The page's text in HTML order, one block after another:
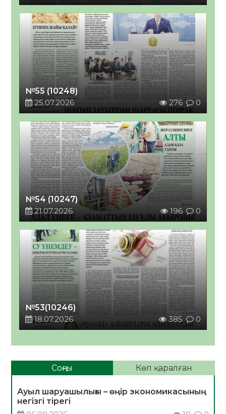
№55 (10248)
25.07.2026
276 0
№54 (10247)
21.07.2026
196 0
№53(10246)
18.07.2026
385 0
Соңғы Көп қаралған
Ауыл шаруашылығы – өңір экономикасының
негізгі тірегі